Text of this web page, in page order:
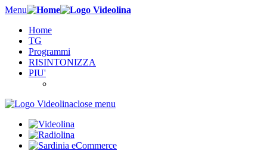
Menu
Home
TG
Programmi
RISINTONIZZA
PIU'
close menu